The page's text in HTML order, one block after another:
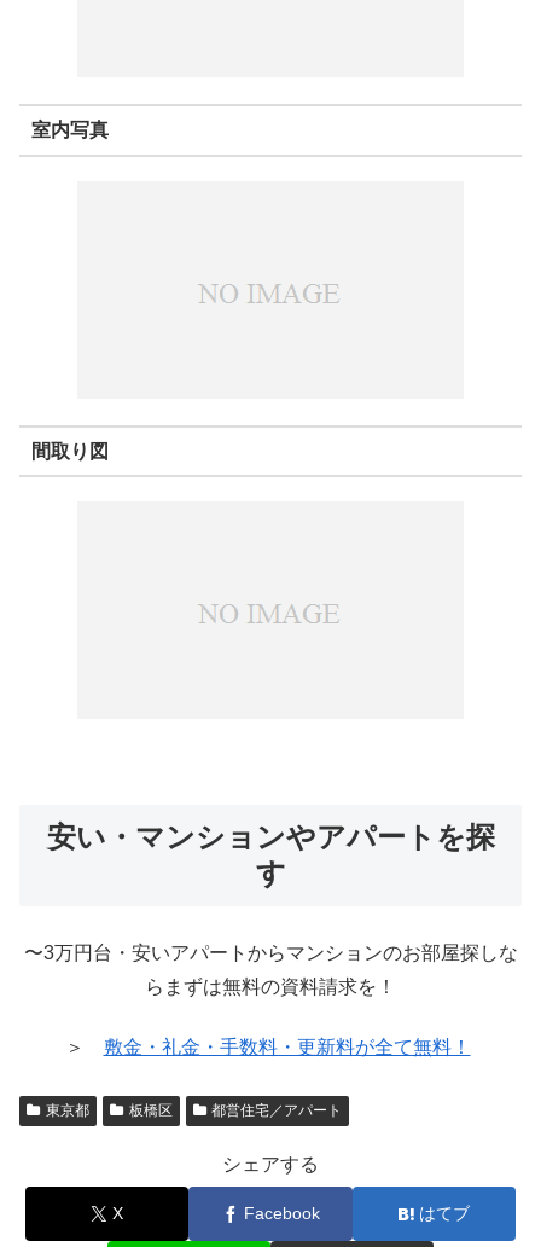
室内写真
間取り図
安い・マンションやアパートを探
す
〜3万円台・安いアパートからマンションのお部屋探しな
らまずは無料の資料請求を！
＞ 敷金・礼金・手数料・更新料が全て無料！
東京都 板橋区 都営住宅／アパート
シェアする
X Facebook はてブ